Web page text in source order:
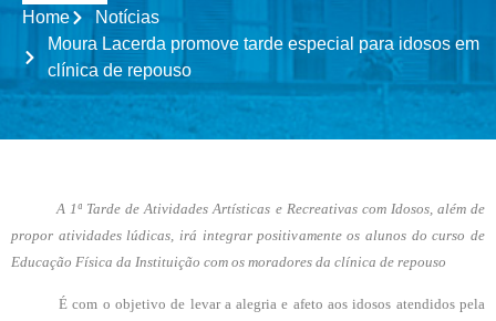
Home
Notícias
Moura Lacerda promove tarde especial para idosos em
clínica de repouso
A 1ª Tarde de Atividades Artísticas e Recreativas com Idosos, além de
propor atividades lúdicas, irá integrar positivamente os alunos do curso de
Educação Física da Instituição com os moradores da clínica de repouso
É com o objetivo de levar a alegria e afeto aos idosos atendidos pela